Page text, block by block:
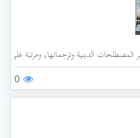
المصطلحات الدينية وترجماتها، ومرتبة
0